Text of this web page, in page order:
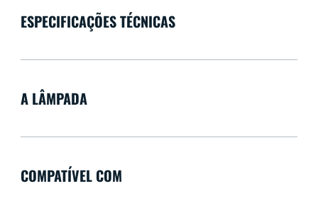
ESPECIFICAÇÕES TÉCNICAS
A LÂMPADA
COMPATÍVEL COM